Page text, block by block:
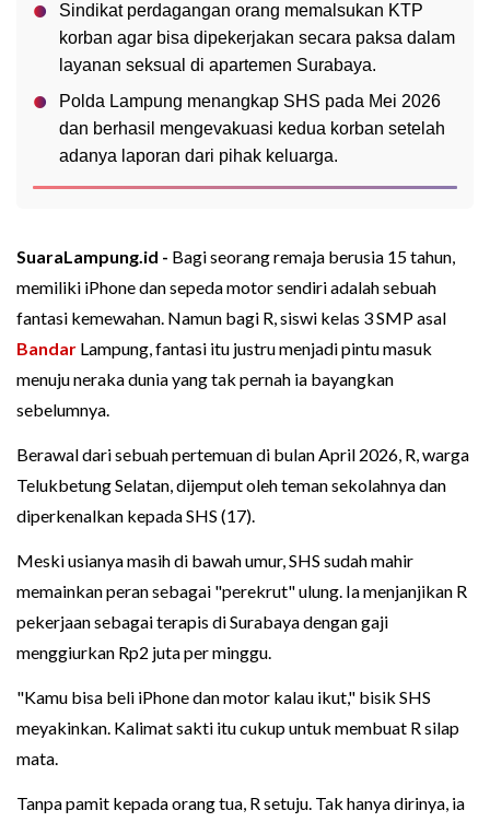
Sindikat perdagangan orang memalsukan KTP
korban agar bisa dipekerjakan secara paksa dalam
layanan seksual di apartemen Surabaya.
Polda Lampung menangkap SHS pada Mei 2026
dan berhasil mengevakuasi kedua korban setelah
adanya laporan dari pihak keluarga.
SuaraLampung.id - Bagi seorang remaja berusia 15 tahun,
memiliki iPhone dan sepeda motor sendiri adalah sebuah
fantasi kemewahan. Namun bagi R, siswi kelas 3 SMP asal
Bandar Lampung, fantasi itu justru menjadi pintu masuk
menuju neraka dunia yang tak pernah ia bayangkan
sebelumnya.
Berawal dari sebuah pertemuan di bulan April 2026, R, warga
Telukbetung Selatan, dijemput oleh teman sekolahnya dan
diperkenalkan kepada SHS (17).
Meski usianya masih di bawah umur, SHS sudah mahir
memainkan peran sebagai "perekrut" ulung. Ia menjanjikan R
pekerjaan sebagai terapis di Surabaya dengan gaji
menggiurkan Rp2 juta per minggu.
"Kamu bisa beli iPhone dan motor kalau ikut," bisik SHS
meyakinkan. Kalimat sakti itu cukup untuk membuat R silap
mata.
Tanpa pamit kepada orang tua, R setuju. Tak hanya dirinya, ia